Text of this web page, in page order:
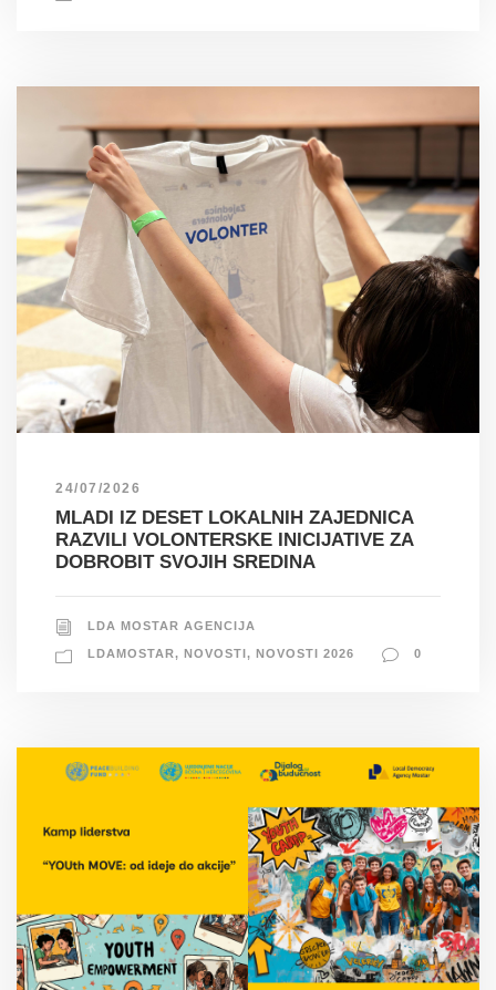
24/07/2026
MLADI IZ DESET LOKALNIH ZAJEDNICA
RAZVILI VOLONTERSKE INICIJATIVE ZA
DOBROBIT SVOJIH SREDINA
LDA MOSTAR AGENCIJA
LDAMOSTAR, NOVOSTI , NOVOSTI 2026 0